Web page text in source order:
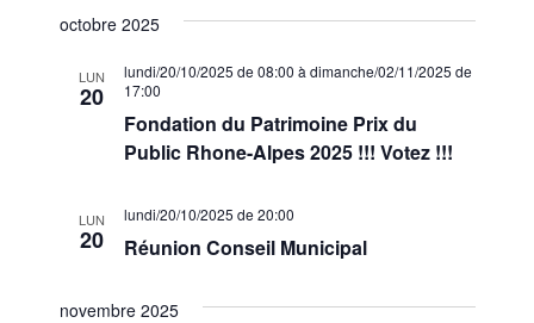
octobre 2025
LUN
20
Fondation du Patrimoine Prix du
Public Rhone-Alpes 2025 !!! Votez !!!
lundi/20/10/2025 de 08:00 à dimanche/02/11/2025 de
17:00
LUN
20 Réunion Conseil Municipal
lundi/20/10/2025 de 20:00
novembre 2025